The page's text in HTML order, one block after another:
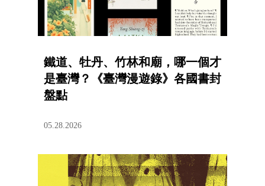
鐵道、牡丹、竹林和廟，哪一個才
是臺灣？《臺灣漫遊錄》各國書封
盤點
05.28.2026